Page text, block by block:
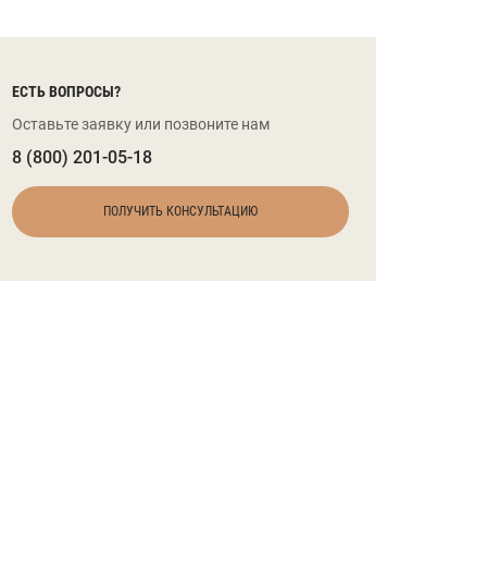
ЕСТЬ ВОПРОСЫ?
Оставьте заявку или позвоните нам
8 (800) 201-05-18
ПОЛУЧИТЬ КОНСУЛЬТАЦИЮ